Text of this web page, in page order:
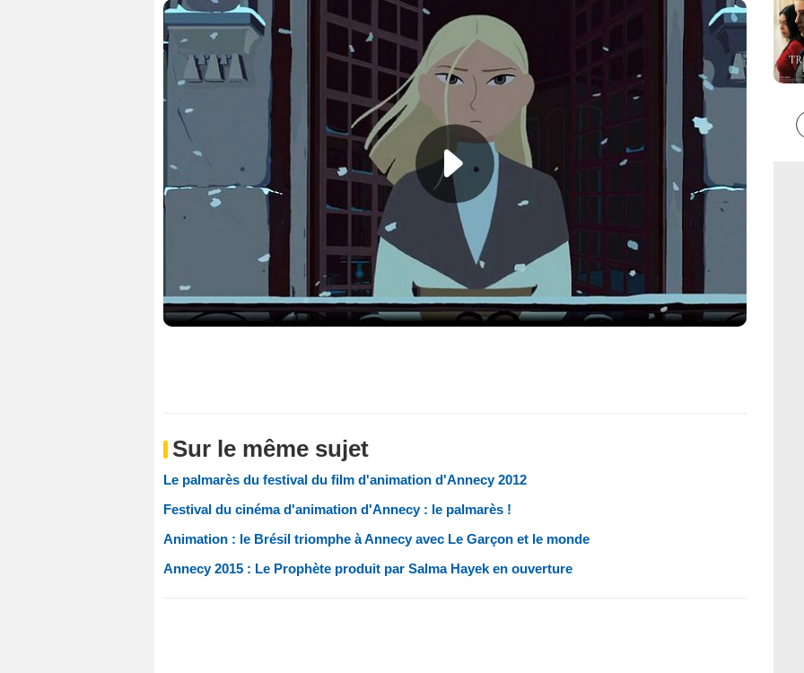
Sur le même sujet
Le palmarès du festival du film d'animation d'Annecy 2012
Festival du cinéma d'animation d'Annecy : le palmarès !
Animation : le Brésil triomphe à Annecy avec Le Garçon et le monde
Annecy 2015 : Le Prophète produit par Salma Hayek en ouverture